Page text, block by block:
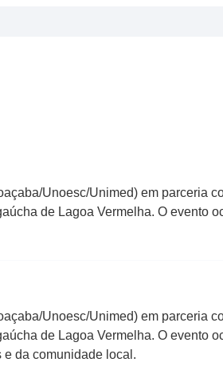
Unoesc/Unimed) em parceria
de Lagoa Vermelha. O evento
Unoesc/Unimed) em parceria
de Lagoa Vermelha. O evento
da comunidade local.